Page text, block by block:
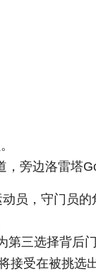
旁边洛雷塔
员，守门员的
三选择背后
接受在被挑选